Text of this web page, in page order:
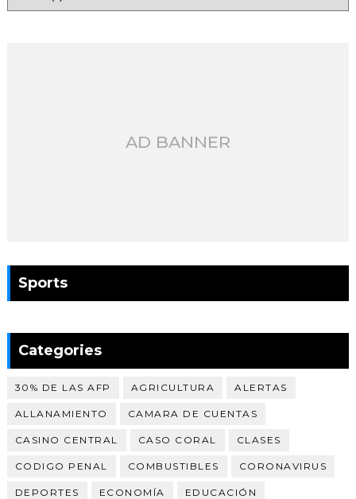
AD BANNER
Sports
Categories
30% DE LAS AFP AGRICULTURA ALERTAS
ALLANAMIENTO CAMARA DE CUENTAS
CASINO CENTRAL CASO CORAL CLASES
CODIGO PENAL COMBUSTIBLES CORONAVIRUS
DEPORTES ECONOMÍA EDUCACIÓN